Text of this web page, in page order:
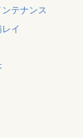
テナンス
イ